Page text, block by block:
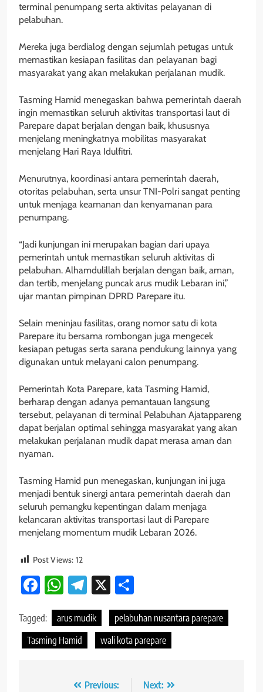
terminal penumpang serta aktivitas pelayanan di
pelabuhan.
Mereka juga berdialog dengan sejumlah petugas untuk
memastikan kesiapan fasilitas dan pelayanan bagi
masyarakat yang akan melakukan perjalanan mudik.
Tasming Hamid menegaskan bahwa pemerintah daerah
ingin memastikan seluruh aktivitas transportasi laut di
Parepare dapat berjalan dengan baik, khususnya
menjelang meningkatnya mobilitas masyarakat
menjelang Hari Raya Idulfitri.
Menurutnya, koordinasi antara pemerintah daerah,
otoritas pelabuhan, serta unsur TNI-Polri sangat penting
untuk menjaga keamanan dan kenyamanan para
penumpang.
“Jadi kunjungan ini merupakan bagian dari upaya
pemerintah untuk memastikan seluruh aktivitas di
pelabuhan. Alhamdulillah berjalan dengan baik, aman,
dan tertib, menjelang puncak arus mudik Lebaran ini,”
ujar mantan pimpinan DPRD Parepare itu.
Selain meninjau fasilitas, orang nomor satu di kota
Parepare itu bersama rombongan juga mengecek
kesiapan petugas serta sarana pendukung lainnya yang
digunakan untuk melayani calon penumpang.
Pemerintah Kota Parepare, kata Tasming Hamid,
berharap dengan adanya pemantauan langsung
tersebut, pelayanan di terminal Pelabuhan Ajatappareng
dapat berjalan optimal sehingga masyarakat yang akan
melakukan perjalanan mudik dapat merasa aman dan
nyaman.
Tasming Hamid pun menegaskan, kunjungan ini juga
menjadi bentuk sinergi antara pemerintah daerah dan
seluruh pemangku kepentingan dalam menjaga
kelancaran aktivitas transportasi laut di Parepare
menjelang momentum mudik Lebaran 2026.
Post Views: 12
Facebook
WhatsApp
Telegram
X
Tagged: arus mudik
pelabuhan nusantara parepare
Tasming Hamid
wali kota parepare
Navigasi Previous: Next: